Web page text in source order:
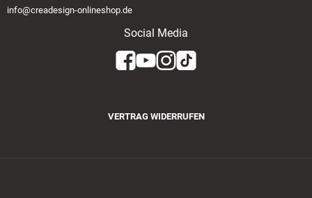
info@creadesign-onlineshop.de
Social Media
VERTRAG WIDERRUFEN